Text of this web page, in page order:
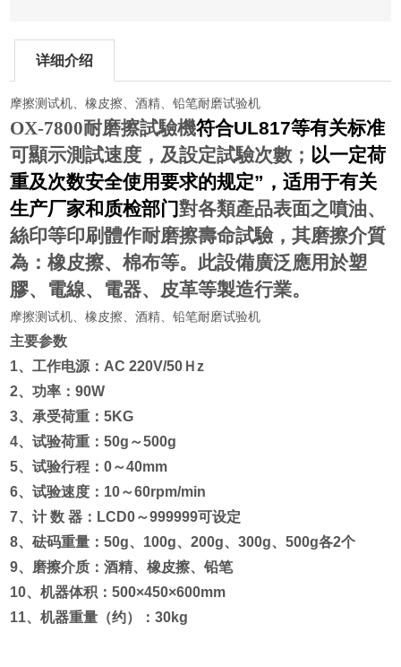
详细介绍
摩擦测试机、橡皮擦、酒精、铅笔耐磨试验机
OX-7800耐磨擦試驗機符合UL817等有关标准
可顯示測試速度，及設定試驗次數； 以一定荷
重及次数安全使用要求的规定” ，适用于有关
生产厂家和质检部门對各類產品表面之噴油、
絲印等印刷體作耐磨擦壽命試驗，其磨擦介質
為：橡皮擦、棉布等。此設備廣泛應用於塑
膠、電線、電器、皮革等製造行業。
摩擦测试机、橡皮擦、酒精、铅笔耐磨试验机
主要参数
1、工作电源：AC 220V/50Ｈz
2、功率：90W
3、承受荷重：5KG
4、试验荷重：50g～500g
5、试验行程：0～40mm
6、试验速度：10～60rpm/min
7、计 数 器：LCD0～999999可设定
8、砝码重量：50g、100g、200g、300g、500g各2个
9、磨擦介质：酒精、橡皮擦、铅笔
10、机器体积：500×450×600mm
11、机器重量（约）：30kg